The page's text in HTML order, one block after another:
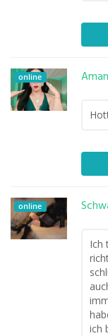
online
online
Ich
ich